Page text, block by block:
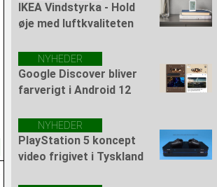
IKEA Vindstyrka - Hold
øje med luftkvaliteten
NYHEDER
Google Discover bliver
farverigt i Android 12
NYHEDER
PlayStation 5 koncept
video frigivet i Tyskland